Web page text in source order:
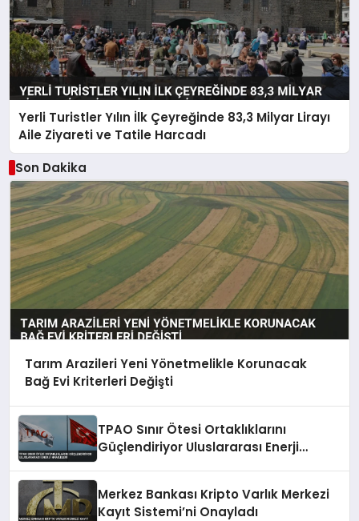
Yerli Turistler Yılın İlk Çeyreğinde 83,3 Milyar Lirayı
Aile Ziyareti ve Tatile Harcadı
Son Dakika
Tarım Arazileri Yeni Yönetmelikle Korunacak
Bağ Evi Kriterleri Değişti
TPAO Sınır Ötesi Ortaklıklarını
Güçlendiriyor Uluslararası Enerji
Merkez Bankası Kripto Varlık Merkezi
Kayıt Sistemi’ni Onayladı